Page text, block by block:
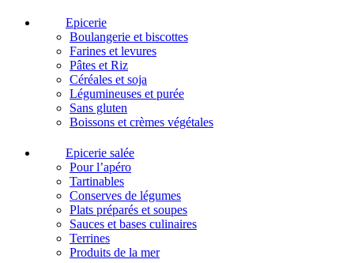
Epicerie
Boulangerie et biscottes
Farines et levures
Pâtes et Riz
Céréales et soja
Légumineuses et purée
Sans gluten
Boissons et crèmes végétales
Epicerie salée
Pour l’apéro
Tartinables
Conserves de légumes
Plats préparés et soupes
Sauces et bases culinaires
Terrines
Produits de la mer